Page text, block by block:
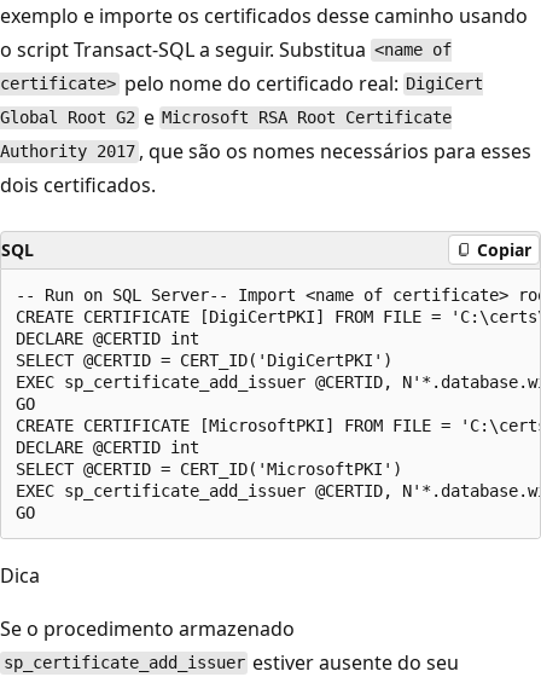
exemplo e importe os certificados desse caminho usando
o script Transact-SQL a seguir. Substitua <name of
certificate> pelo nome do certificado real: DigiCert
Global Root G2 e Microsoft RSA Root Certificate
Authority 2017 , que são os nomes necessários para esses
dois certificados.
SQL Copiar
-- Run on SQL Server-- Import <name of
CREATE CERTIFICATE [DigiCertPKI] FROM FILE =
DECLARE @CERTID int
SELECT @CERTID = CERT_ID('DigiCertPKI')
EXEC sp_certificate_add_issuer @CERTID,
GO
CREATE CERTIFICATE [MicrosoftPKI] FROM FILE =
DECLARE @CERTID int
SELECT @CERTID = CERT_ID('MicrosoftPKI')
EXEC sp_certificate_add_issuer @CERTID,
Dica
Se o procedimento armazenado
sp_certificate_add_issuer estiver ausente do seu